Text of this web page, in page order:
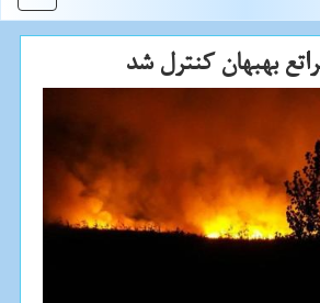
بهبهان كنترل شد